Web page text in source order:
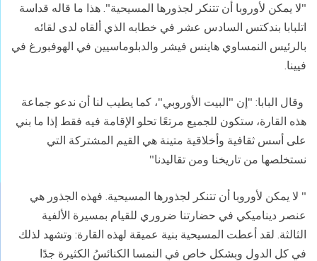
"لا يمكن لأوروبا أن تتنكر لجذورها المسيحية". هذا ما قاله قداسة
اتلبابا بندكتس السادس عشر في خطابه الذي ألقاه لدى لقائه
بالرئيس النمساوي هاينس فيشر والدبلوماسيين في الهوفبورغ في
فيينا.
وقال البابا: "إن "البيت الأوروبي"، كما يطيب لنا أن ندعو جماعة
هذه القارة، ستكون للجميع مرتعًا تحلو الإقامة فيه فقط إذا ما بني
على أسس ثقافية وأخلاقية متينة هي القيم المشتركة التي
نستخلصها من تاريخنا ومن تقاليدنا"
" لا يمكن لأوروبا أن تتنكر لجذورها المسيحية. فهذه الجذور هي
عنصر ديناميكي في حضارتنا ضروري للقيام بمسيرة الألفية
الثالثة. لقد أعطت المسيحية بنية عميقة لهذه القارة: وتشهد لذلك
في كل الدول وبشكل خاص في النمسا الكنائسُ الكثيرة جدًا